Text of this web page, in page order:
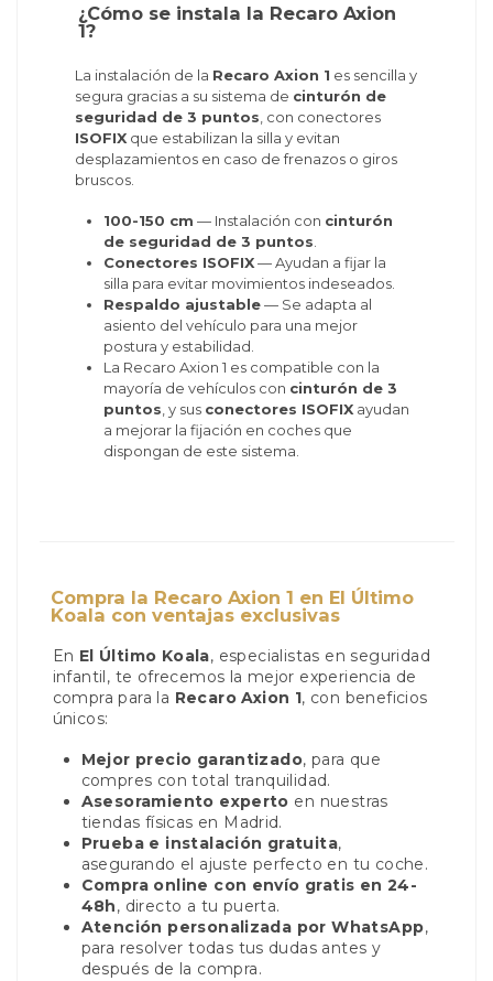
¿Cómo se instala la Recaro Axion
1?
La instalación de la Recaro Axion 1 es sencilla y
segura gracias a su sistema de cinturón de
seguridad de 3 puntos , con conectores
ISOFIXque estabilizan la silla y evitan
desplazamientos en caso de frenazos o giros
bruscos.
100-150 cm — Instalación con cinturón
de seguridad de 3 puntos
Conectores ISOFIX— Ayudan a fijar la
silla para evitar movimientos indeseados.
Respaldo ajustable— Se adapta al
asiento del vehículo para una mejor
postura y estabilidad.
La Recaro Axion 1 es compatible con la
mayoría de vehículos con cinturón de 3
puntos , y sus conectores ISOFIXayudan
a mejorar la fijación en coches que
dispongan de este sistema.
Compra la Recaro Axion 1 en El Último
Koala con ventajas exclusivas
En El Último Koala, especialistas en seguridad
infantil, te ofrecemos la mejor experiencia de
compra para la Recaro Axion 1, con beneficios
únicos:
Mejor precio garantizado, para que
compres con total tranquilidad.
Asesoramiento experto en nuestras
tiendas físicas en Madrid.
Prueba e instalación gratuita,
asegurando el ajuste perfecto en tu coche.
Compra online con envío gratis en 24-
48h, directo a tu puerta.
Atención personalizada por WhatsApp,
para resolver todas tus dudas antes y
después de la compra.